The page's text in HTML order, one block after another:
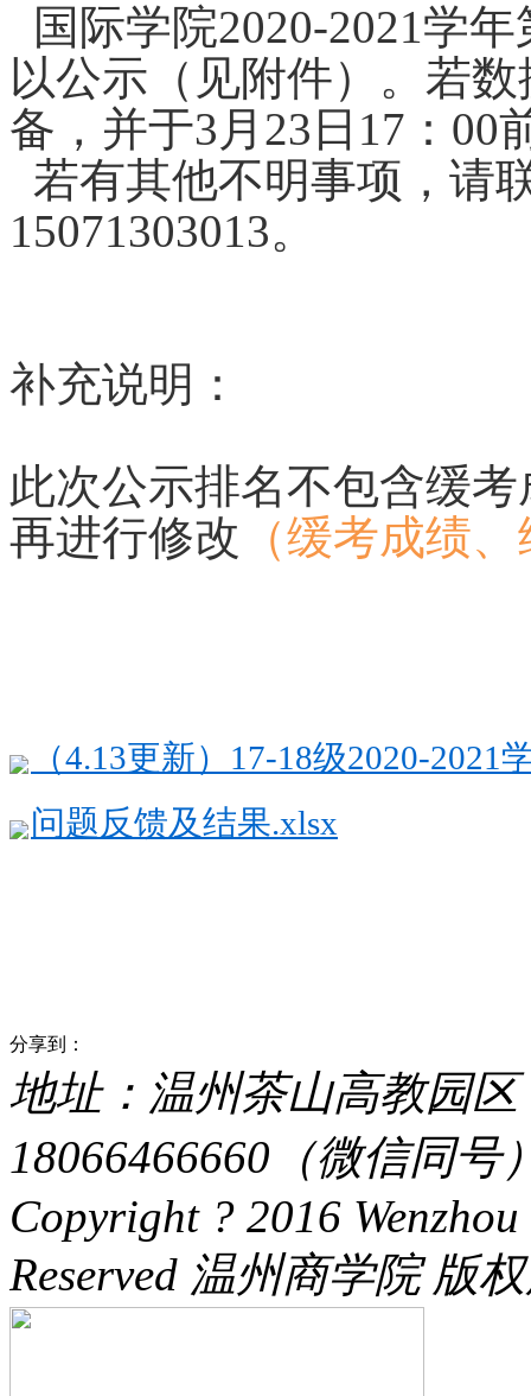
国际学院2020-2021学
以公示（见附件）。若
备，并于3月23日17：00
若有其他不明事项，请
15071303013。
补充说明：
此次公示排名不包含缓
再进行修改 （缓考成绩
（4.13更新）17-18级2020-
问题反馈及结果.xlsx
分享到：
地址：温州茶山高教园区
18066466660（微信同号
Copyright ? 2016
Reserved 温州商学院 版